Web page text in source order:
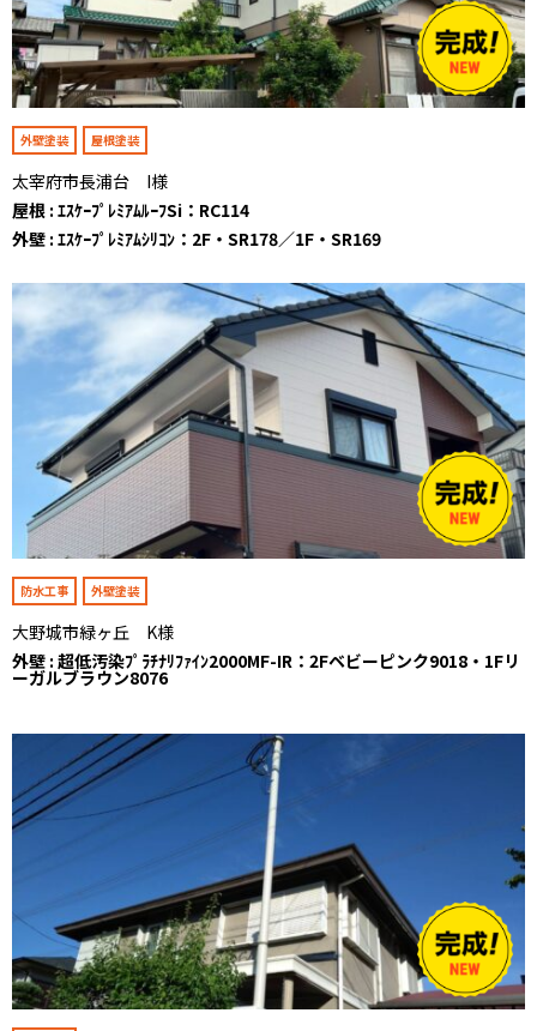
外壁塗装 屋根塗装
太宰府市長浦台 I様
屋根 : ｴｽｹｰﾌﾟﾚﾐｱﾑﾙｰﾌSi：RC114
外壁 : ｴｽｹｰﾌﾟﾚﾐｱﾑｼﾘｺﾝ：2F・SR178／1F・SR169
防水工事 外壁塗装
大野城市緑ヶ丘 K様
外壁 : 超低汚染ﾌﾟﾗﾁﾅﾘﾌｧｲﾝ2000MF-IR：2Fベビーピンク9018・1Fリ
ーガルブラウン8076